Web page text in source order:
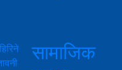
सामाजिक